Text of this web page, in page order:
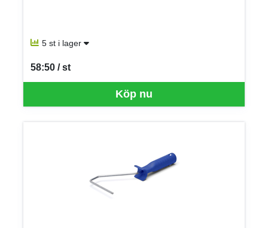
5 st i lager
Köp nu
58:50 / st
SEK per ST